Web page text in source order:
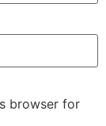
browser for